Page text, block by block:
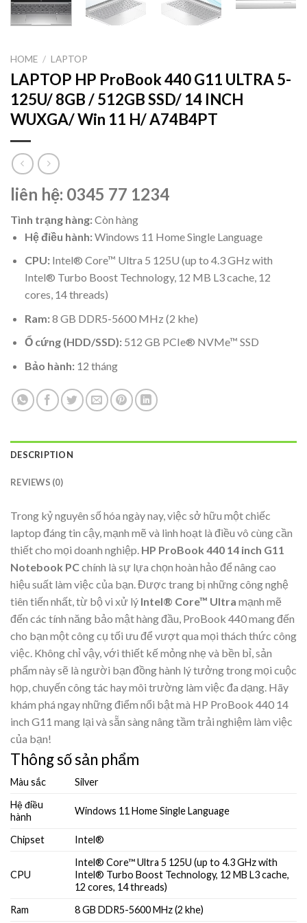
HOME / LAPTOP
LAPTOP HP ProBook 440 G11 ULTRA 5-
125U/ 8GB / 512GB SSD/ 14 INCH
WUXGA/ Win 11 H/ A74B4PT
liên hệ: 0345 77 1234
Tình trạng hàng:Còn hàng
Hệ điều hành:Windows 11 Home Single Language
CPU:Intel® Core™ Ultra 5 125U (up to 4.3 GHz with
Intel® Turbo Boost Technology, 12 MB L3 cache, 12
cores, 14 threads)
Ram:8 GB DDR5-5600 MHz (2 khe)
Ổ cứng (HDD/SSD):512 GB PCIe® NVMe™ SSD
Bảo hành:12 tháng
DESCRIPTION
REVIEWS (0)
Trong kỷ nguyên số hóa ngày nay, việc sở hữu một chiếc
laptop đáng tin cậy, mạnh mẽ và linh hoạt là điều vô cùng cần
thiết cho mọi doanh nghiệp. HP ProBook 440 14 inch G11
Notebook PCchính là sự lựa chọn hoàn hảo để nâng cao
hiệu suất làm việc của bạn. Được trang bị những công nghệ
tiên tiến nhất, từ bộ vi xử lý Intel® Core™ Ultra mạnh mẽ
đến các tính năng bảo mật hàng đầu, ProBook 440 mang đến
cho bạn một công cụ tối ưu để vượt qua mọi thách thức công
việc. Không chỉ vậy, với thiết kế mỏng nhẹ và bền bỉ, sản
phẩm này sẽ là người bạn đồng hành lý tưởng trong mọi cuộc
họp, chuyến công tác hay môi trường làm việc đa dạng. Hãy
khám phá ngay những điểm nổi bật mà HP ProBook 440 14
inch G11 mang lại và sẵn sàng nâng tầm trải nghiệm làm việc
của bạn!
Thông số sản phẩm
Màu sắc
Silver
Hệ điều
hành
Windows 11 Home Single Language
Chipset Intel®
CPU
Intel® Core™ Ultra 5 125U (up to 4.3 GHz with
Intel® Turbo Boost Technology, 12 MB L3 cache,
12 cores, 14 threads)
Ram
8 GB DDR5-5600 MHz (2 khe)